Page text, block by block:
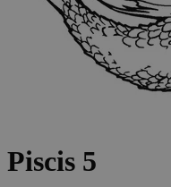
Piscis 5